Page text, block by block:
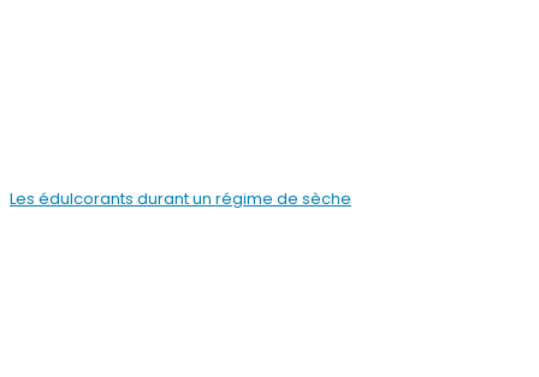
Les édulcorants durant un régime de sèche